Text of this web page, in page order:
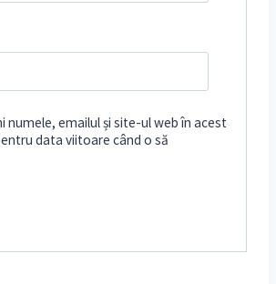
numele, emailul și site-ul web în acest
data viitoare când o să